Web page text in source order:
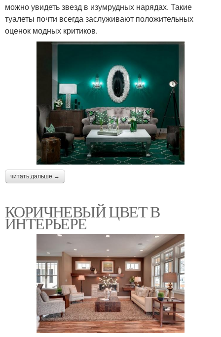
можно увидеть звезд в изумрудных нарядах. Такие
туалеты почти всегда заслуживают положительных
оценок модных критиков.
читать дальше →
КОРИЧНЕВЫЙ ЦВЕТ В
ИНТЕРЬЕРЕ